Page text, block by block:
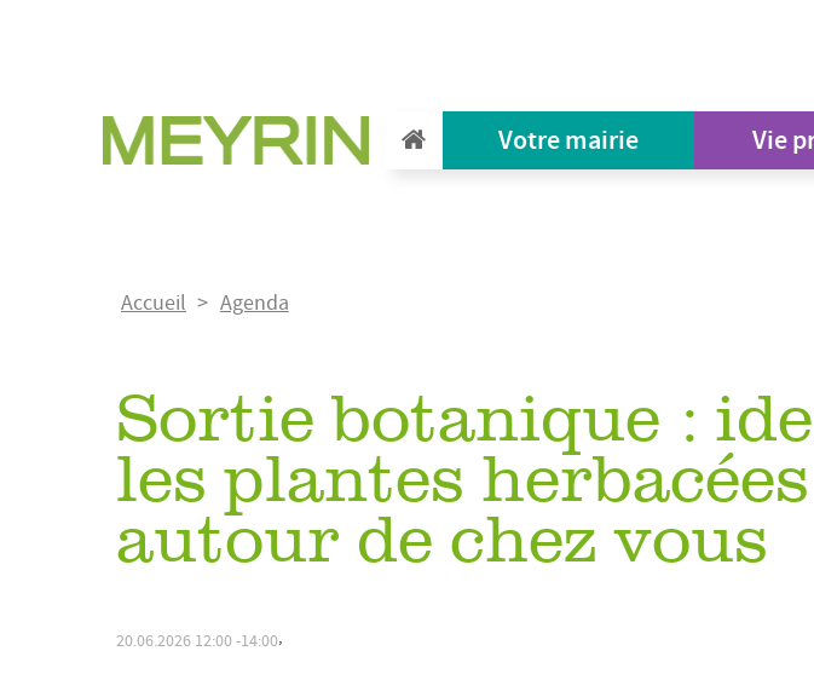
Votre mairie Vie
FilAccueil Agenda
Sortie botanique :
les plantes herbacées
autour de chez vous